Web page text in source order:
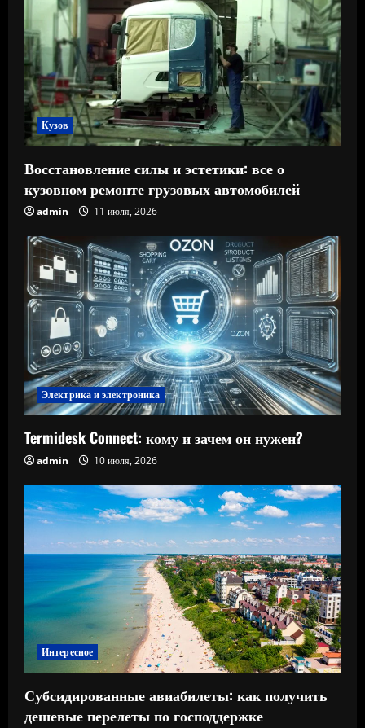
Кузов
Восстановление силы и эстетики: все о
кузовном ремонте грузовых автомобилей
admin 11 июля, 2026
Электрика и электроника
Termidesk Connect: кому и зачем он нужен?
admin 10 июля, 2026
Интересное
Субсидированные авиабилеты: как получить
дешевые перелеты по господдержке